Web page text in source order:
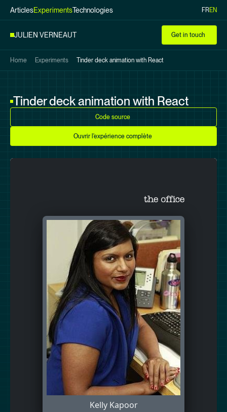
main
JULIEN VERNEAUT
ArticlesExperimentsTechnologies FREN
Get in touch
Home Experiments Tinder deck animation with React
Tinder deck animation with React
Code source
Ouvrir l'expérience complète